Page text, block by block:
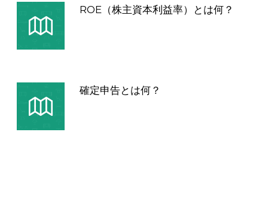
ROE（株主資本利益率）とは何？
確定申告とは何？